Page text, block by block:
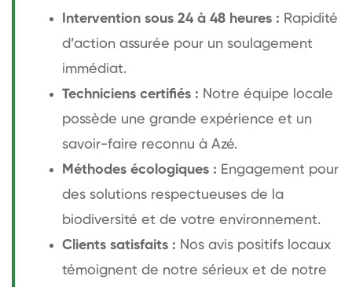
Intervention sous 24 à 48 heures : Rapidité
d’action assurée pour un soulagement
immédiat.
Techniciens certifiés : Notre équipe locale
possède une grande expérience et un
savoir-faire reconnu à Azé.
Méthodes écologiques : Engagement pour
des solutions respectueuses de la
biodiversité et de votre environnement.
Clients satisfaits : Nos avis positifs locaux
témoignent de notre sérieux et de notre